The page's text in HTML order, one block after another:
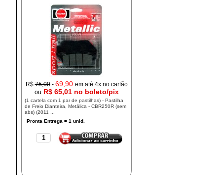
R$75,00- 69,90 em até 4x no cartão
ou R$ 65,01 no boleto/pix
(1 cartela com 1 par de pastilhas) - Pastilha
de Freio Dianteira, Metálica - CBR250R (sem
abs) (2011 ...